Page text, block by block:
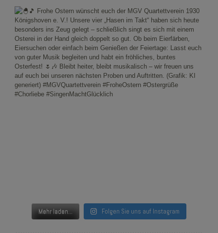
Mehr laden... Folgen Sie uns auf Instagram